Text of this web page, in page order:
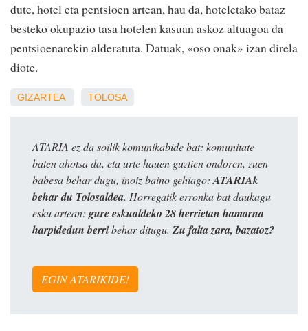
dute, hotel eta pentsioen artean, hau da, hoteletako bataz
besteko okupazio tasa hotelen kasuan askoz altuagoa da
pentsioenarekin alderatuta. Datuak, «oso onak» izan direla
diote.
GIZARTEA TOLOSA
ATARIA ez da soilik komunikabide bat: komunitate
baten ahotsa da, eta urte hauen guztien ondoren, zuen
babesa behar dugu, inoiz baino gehiago: ATARIAk
behar du Tolosaldea. Horregatik erronka bat daukagu
esku artean: gure eskualdeko 28 herrietan hamarna
harpidedun berribehar ditugu. Zu falta zara, bazatoz?
EGIN ATARIKIDE!